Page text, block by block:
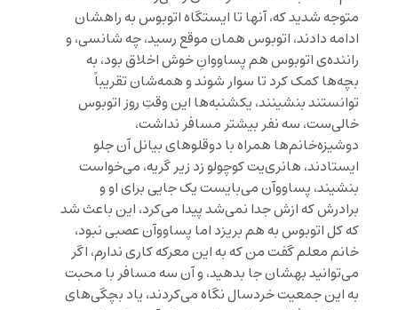
متوجه شدید که، آنها تا ایستگاه اتوبوس به راهشان
ادامه دادند، اتوبوس همان موقع رسید، چه شانسی، و
راننده‌ی اتوبوس هم پساووانِ خوش اخلاق بود، به
بچه‌ها کمک کرد تا سوار شوند و همه‌شان تقریباً
توانستند بنشینند، یکشنبه‌ها این وقتِ روز اتوبوس
خالی‌ست، سه نفر بیشتر مسافر نداشت،
دوشیزه‌خانم‌ها همراه با دوقلوهای بیانل آن جلو
ایستادند، هانری‌یت کوچولو زد زیر گریه، می‌خواست
بنشیند، پساووآن می‌بایست یک جایی برای او و
برادرش که ازش جدا نمی‌شد پیدا می‌کرد، این باعث شد
که کل اتوبوس به هم بریزد اما پساووآن عصبی نبود،
خانم معلم گفت من که به این معرکه کاری ندارم، اگر
می‌توانید بهشان جا بدهید، و آن سه مسافر با محبت
به این جمعیت خردسال نگاه می‌کردند، یاد بچگی‌های